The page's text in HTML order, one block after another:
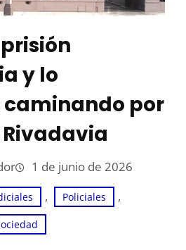
y lo
por
1 de junio de 2026
, Policiales ,